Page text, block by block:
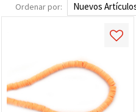
Ordenar por: